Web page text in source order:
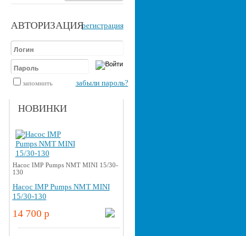
АВТОРИЗАЦИЯрегистрация
запомнить забыли пароль?
НОВИНКИ
Насос IMP Pumps NMT MINI 15/30-
130
Насос IMP Pumps NMT MINI
15/30-130
14 700 p